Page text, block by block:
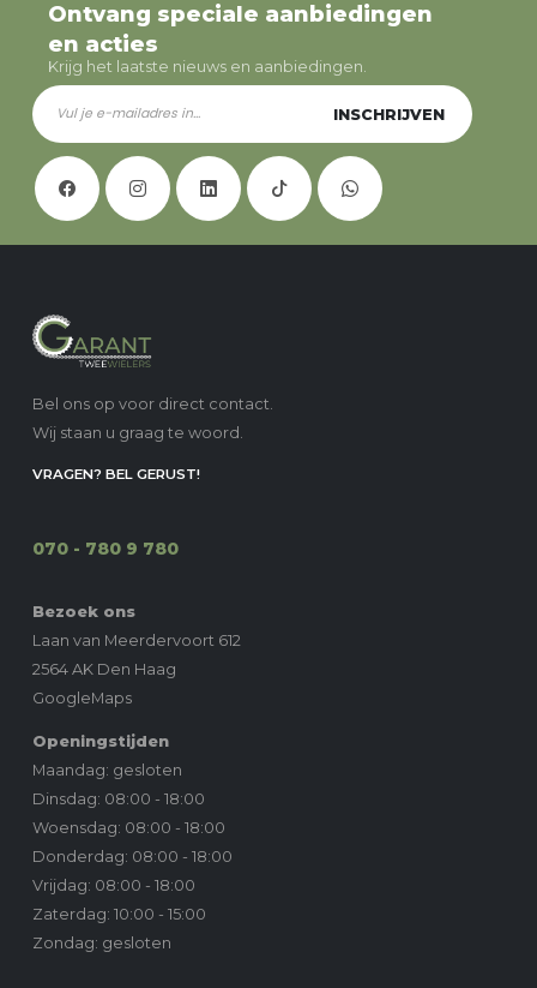
Ontvang speciale aanbiedingen
en acties
Krijg het laatste nieuws en aanbiedingen.
INSCHRIJVEN
Bel ons op voor direct contact.
Wij staan u graag te woord.
VRAGEN? BEL GERUST!
070 - 780 9 780
Bezoek ons
Laan van Meerdervoort 612
2564 AK Den Haag
GoogleMaps
Openingstijden
Maandag: gesloten
Dinsdag: 08:00 - 18:00
Woensdag: 08:00 - 18:00
Donderdag: 08:00 - 18:00
Vrijdag: 08:00 - 18:00
Zaterdag: 10:00 - 15:00
Zondag: gesloten